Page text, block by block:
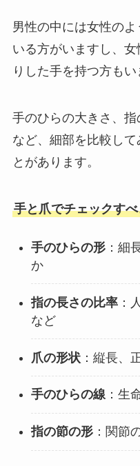
男性の中には女性の
いる方がいますし、
りした手を持つ方もい
手のひらの大きさ、
など、細部を比較し
とがあります。
手と爪でチェックす
手のひらの形：細
か
指の長さの比率：
など
爪の形状：縦長、
手のひらの線：生
指の節の形：関節